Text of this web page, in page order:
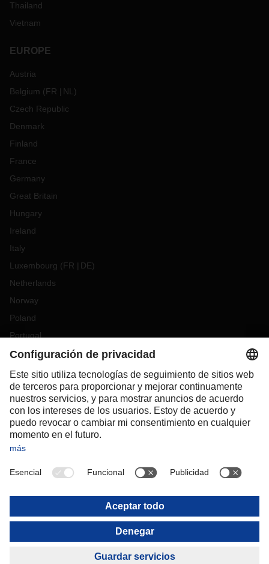
Thailand
Vietnam
EUROPE
Austria
Belgium (FR NL )
Czech Republic
Denmark
Finland
France
Germany
Great Britain
Hungary
Ireland
Italy
Luxembourg (FR DE)
Netherlands
Norway
Poland
Portugal
Romania
Slovakia
Spain
Sweden
Switzerland(DE FR)
Turkey
OCEANIA